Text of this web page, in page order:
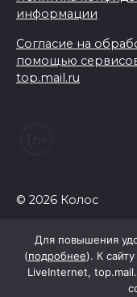
информации
Согласие на
помощью
top.mail.ru
© 2026 Колос
Для повышения
(подробнее). К
LiveInternet,